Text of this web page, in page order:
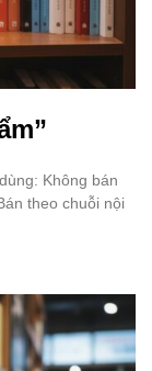
Không bán
theo chuỗi nội